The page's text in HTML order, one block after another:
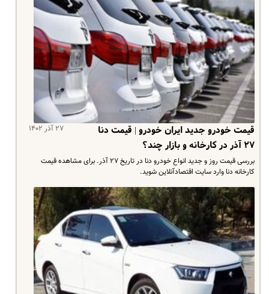
۲۷ آذر ۱۴۰۲
قیمت خودرو جدید ایران خودرو | قیمت دنا
۲۷ آذر در کارخانه و بازار چند؟
بررسی قیمت روز و جدید انواع خودرو دنا در تاریخ ۲۷ آذر. برای مشاهده قیمت
کارخانه دنا وارد سایت اقتصادآنلاین شوید.